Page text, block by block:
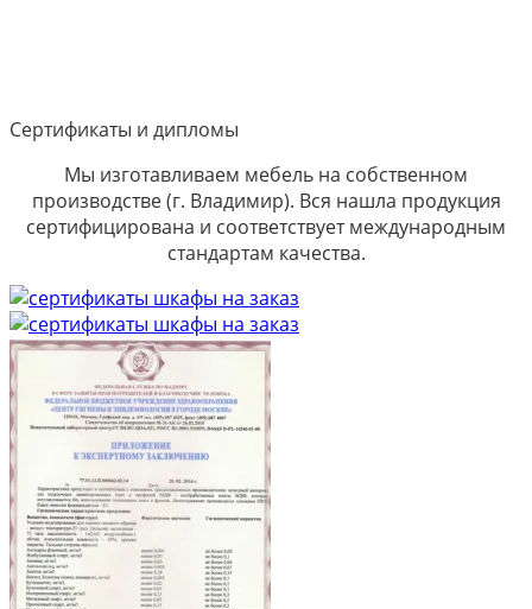
Сертификаты и дипломы
Мы изготавливаем мебель на собственном
производстве (г. Владимир). Вся нашла продукция
сертифицирована и соответствует международным
стандартам качества.